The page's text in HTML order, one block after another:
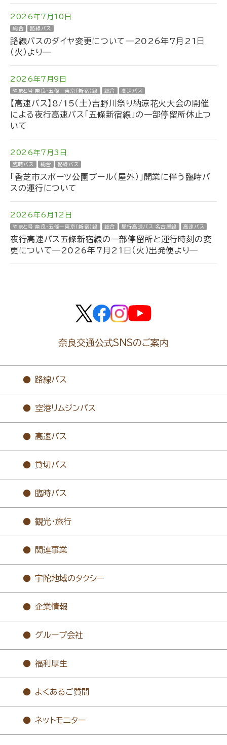
2026年7月10日
総合 路線バス
路線バスのダイヤ変更について―2026年7月21日
（火）より―
2026年7月9日
やまと号 奈良・五條ー東京（新宿）線 総合 高速バス
【高速バス】8/15（土）吉野川祭り納涼花火大会の開催
による夜行高速バス「五條新宿線」の一部停留所休止つ
いて
2026年7月3日
臨時バス 総合 路線バス
「香芝市スポーツ公園プール（屋外）」開業に伴う臨時バ
スの運行について
2026年6月12日
やまと号 奈良・五條ー東京（新宿）線 総合 昼行高速バス 名古屋線 高速バス
夜行高速バス五條新宿線の一部停留所と運行時刻の変
更について―2026年7月21日（火）出発便より―
奈良交通公式SNSのご案内
路線バス
空港リムジンバス
高速バス
貸切バス
臨時バス
観光・旅行
関連事業
宇陀地域のタクシー
企業情報
グループ会社
福利厚生
よくあるご質問
ネットモニター